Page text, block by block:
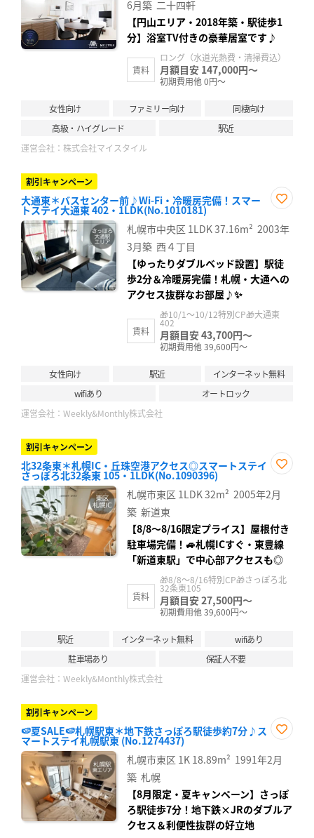
6月築 二十四軒
【円山エリア・2018年築・駅徒歩1
分】浴室TV付きの豪華居室です♪
賃料
ロング（水道光熱費・清掃費込）
月額目安 147,000円～
初期費用他 0円～
女性向け ファミリー向け
同棲向け
高級・ハイグレード
駅近
運営会社： 株式会社マイスタイル
割引キャンペーン
大通東＊バスセンター前♪Wi-Fi・冷暖房完備！スマー
トステイ大通東 402・1LDK(No.1010181)
に入
り登
札幌市中央区 1LDK37.16m² 2003年
3月築 西４丁目
【ゆったりダブルベッド設置】駅徒
歩2分＆冷暖房完備！札幌・大通への
アクセス抜群なお部屋♪✨
賃料
🎁10/1～10/12特別CP🎁大通東
402
月額目安 43,700円～
初期費用他 39,600円～
女性向け 駅近
インターネット無料
wifiあり
オートロック
運営会社： Weekly&Monthly株式会社
割引キャンペーン
北32条東＊札幌IC・丘珠空港アクセス◎スマートステイ
さっぽろ北32条東 105・1LDK(No.1090396)
に入
り登
札幌市東区 1LDK32m² 2005年2月
築 新道東
【8/8〜8/16限定プライス】屋根付き
駐車場完備！🚙札幌ICすぐ・東豊線
「新道東駅」で中心部アクセスも◎
賃料
🎁8/8～8/16特別CP🎁さっぽろ北
32条東105
月額目安 27,500円～
初期費用他 39,600円～
駅近 インターネット無料
wifiあり
駐車場あり
保証人不要
運営会社： Weekly&Monthly株式会社
割引キャンペーン
🍉夏SALE🍉札幌駅東＊地下鉄さっぽろ駅徒歩約7分♪ス
マートステイ札幌駅東 (No.1274437)
に入
り登
札幌市東区 1K 18.89m² 1991年2月
築 札幌
【8月限定・夏キャンペーン】さっぽ
ろ駅徒歩7分！地下鉄×JRのダブルア
クセス＆利便性抜群の好立地